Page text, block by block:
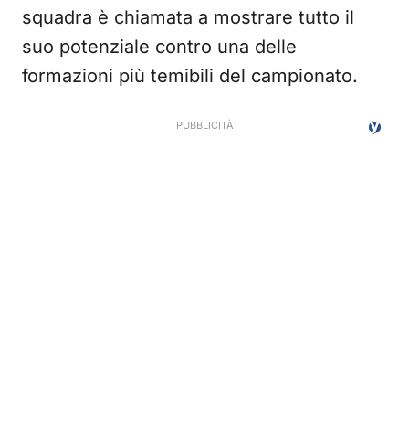
squadra è chiamata a mostrare tutto il
suo potenziale contro una delle
formazioni più temibili del campionato.